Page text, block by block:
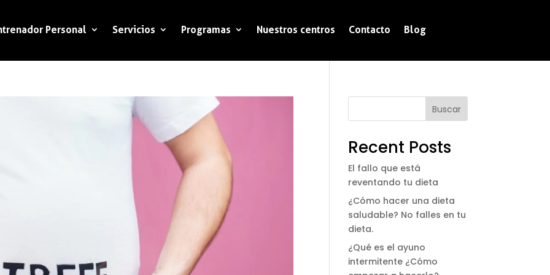
Personal Servicios Programas Nuestros centros Contacto Blog
Buscar
Recent Posts
El fallo que está
reventando tu dieta
¿Cómo hacer una dieta
saludable? No falles en tu
dieta.
¿Qué es el ayuno
intermitente ¿Cómo